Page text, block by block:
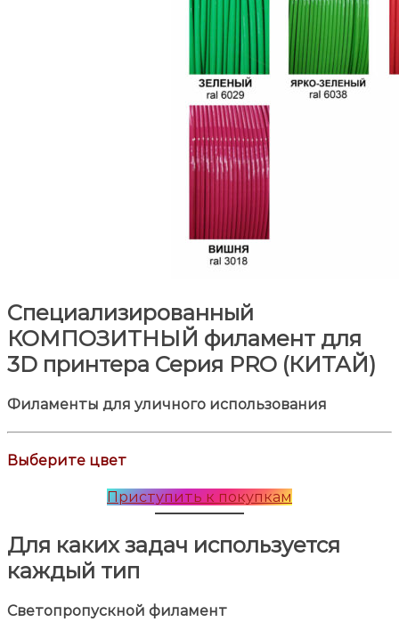
Специализированный
КОМПОЗИТНЫЙ филамент для
3D принтера Серия PRO (КИТАЙ)
Филаменты для уличного использования
Выберите цвет
Приступить к покупкам
Для каких задач используется
каждый тип
Светопропускной филамент